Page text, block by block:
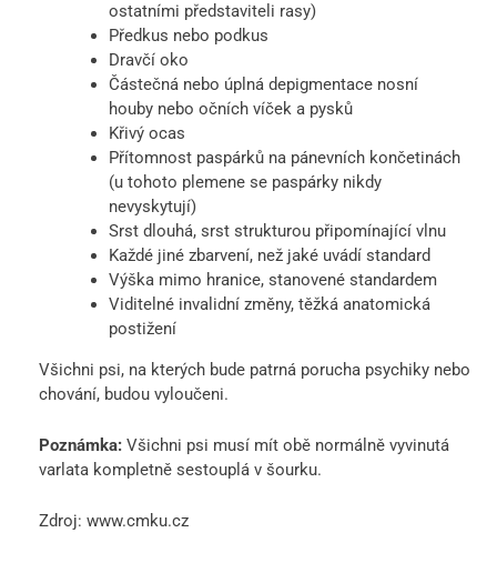
ostatními představiteli rasy)
Předkus nebo podkus
Dravčí oko
Částečná nebo úplná depigmentace nosní
houby nebo očních víček a pysků
Křivý ocas
Přítomnost paspárků na pánevních končetinách
(u tohoto plemene se paspárky nikdy
nevyskytují)
Srst dlouhá, srst strukturou připomínající vlnu
Každé jiné zbarvení, než jaké uvádí standard
Výška mimo hranice, stanovené standardem
Viditelné invalidní změny, těžká anatomická
postižení
Všichni psi, na kterých bude patrná porucha psychiky nebo
chování, budou vyloučeni.
Poznámka: Všichni psi musí mít obě normálně vyvinutá
varlata kompletně sestouplá v šourku.
Zdroj: www.cmku.cz